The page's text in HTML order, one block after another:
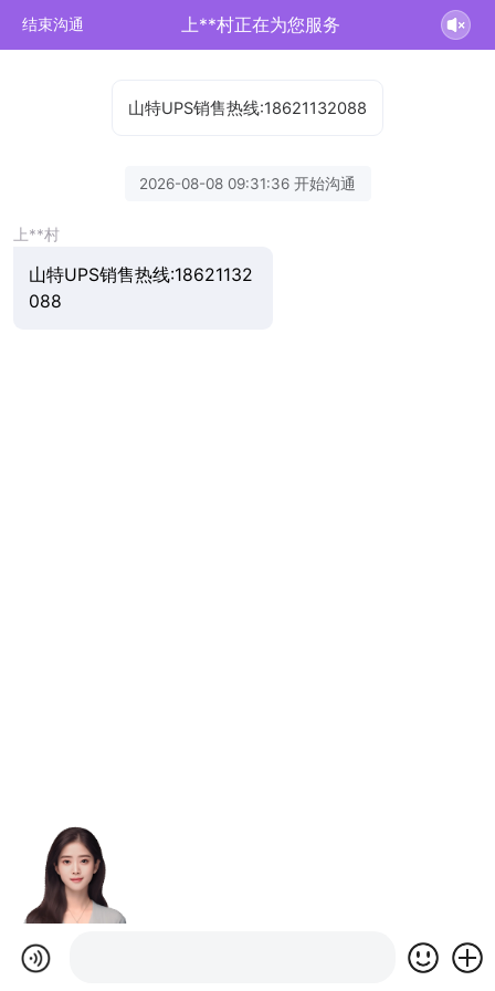
结束沟通 上**村正在为您服务
山特UPS销售热线:18621132088
2026-08-08 09:31:36 开始沟通
上**村
山特UPS销售热线:18621132
088